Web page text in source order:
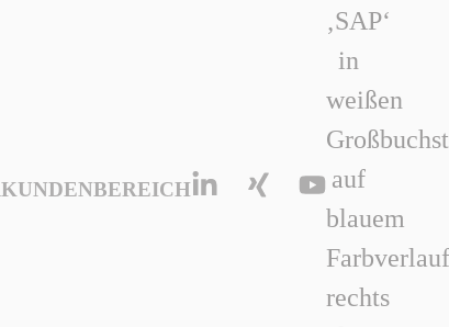
KUNDENBEREICH